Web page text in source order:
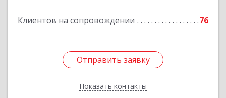
Клиентов на сопровождении 76
Отправить заявку
Показать контакты
Подробнее
Отправить заявку
Назад